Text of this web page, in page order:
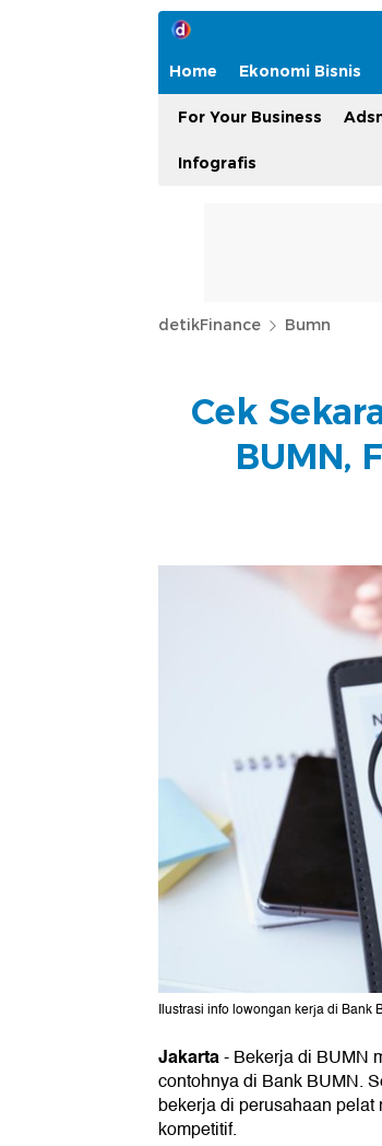
Home Ekonomi Bisnis
For Your Business
Infografis
detikFinance Bumn
Cek
BUMN,
Ilustrasi info lowongan kerja di Bank
Jakarta-Bekerja di BUMN
contohnya di Bank BUMN.
bekerja di perusahaan
kompetitif.